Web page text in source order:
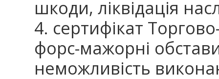
шкоди, ліквідація
4. сертифікат
форс-мажорні
неможливість